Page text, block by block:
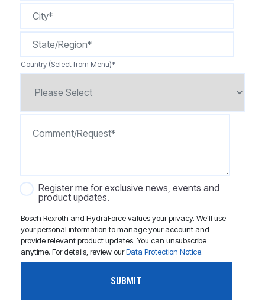
Country (Select from Menu)*
Register me for exclusive news, events and
product updates.
Bosch Rexroth and HydraForce values your privacy. We'll use
your personal information to manage your account and
provide relevant product updates. You can unsubscribe
anytime. For details, review ourData Protection Notice.